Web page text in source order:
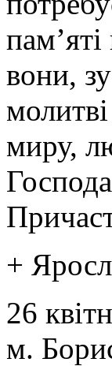
вони,
миру,
+
26
м.